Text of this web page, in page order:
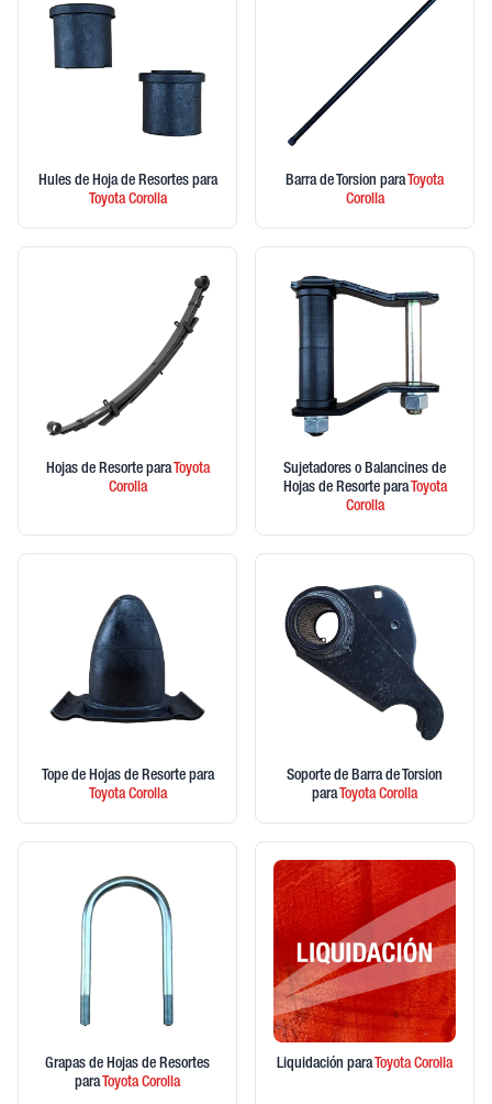
Hules de Hoja de Resortes para
ToyotaCorolla
Barra de Torsion para Toyota
Corolla
Hojas de Resorte para Toyota
Corolla
Sujetadores o Balancines de
Hojas de Resorte para Toyota
Corolla
Tope de Hojas de Resorte para
ToyotaCorolla
Soporte de Barra de Torsion
para ToyotaCorolla
Grapas de Hojas de Resortes
para ToyotaCorolla
Liquidación para ToyotaCorolla